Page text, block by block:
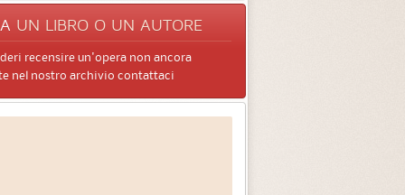
UN LIBRO O UN AUTORE
recensire un'opera non ancora
nel nostro archivio contattaci